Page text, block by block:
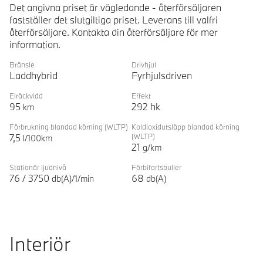
Det angivna priset är vägledande - återförsäljaren
fastställer det slutgiltiga priset. Leverans till valfri
återförsäljare. Kontakta din återförsäljare för mer
information.
Bränsle
Laddhybrid
Drivhjul
Fyrhjulsdriven
Elräckvidd
95 km
Effekt
292 hk
Förbrukning blandad körning (WLTP)
7,5 l/100km
Koldioxidutsläpp blandad körning
(WLTP)
21 g/km
Stationär ljudnivå
76 / 3750 db(A)/1/min
Förbifartsbuller
68 db(A)
Interiör